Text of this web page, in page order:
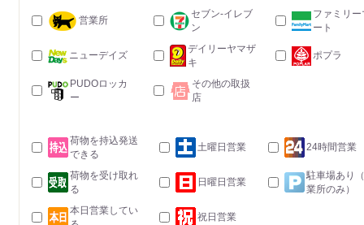
営業所
セブン-イレブ
ン
ファミリー
ート
ニューデイズ
デイリーヤマザ
キ
ポプラ
PUDOロッカ
ー
その他の取扱
店
荷物を持込発送
できる
土曜日営業 24時間営業
荷物を受け取れ
る
日曜日営業
駐車場あり
業所のみ）
本日営業してい
祝日営業